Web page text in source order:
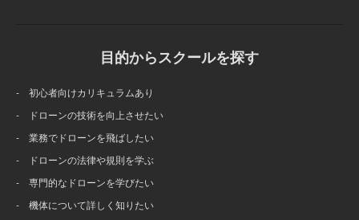
目的からスクールを探す
- 初心者向けカリキュラムあり
- ドローンの技術を向上させたい
- 業務でドローンを飛ばしたい
- ドローンの法律や規則を学ぶ
- 専門的なドローンを学びたい
- 機体について詳しく知りたい